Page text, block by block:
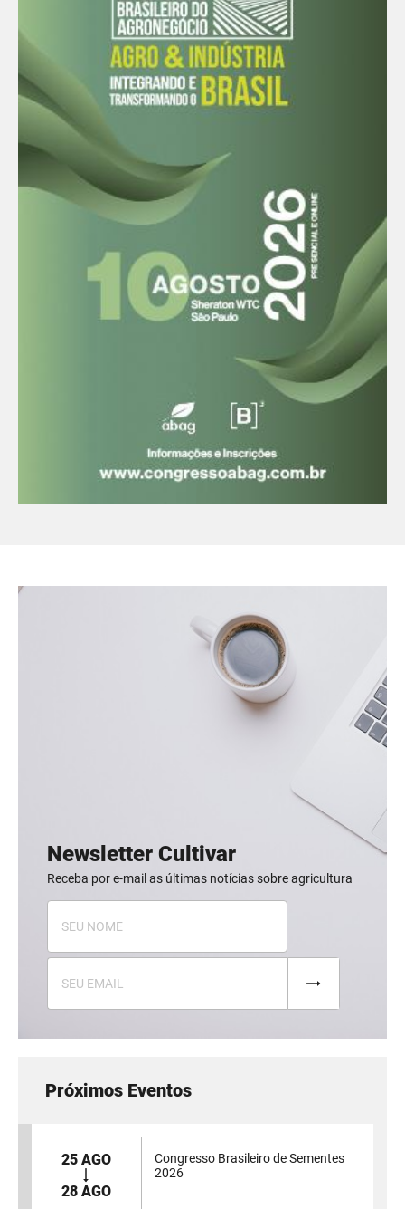
Newsletter Cultivar
Receba por e-mail as últimas notícias sobre agricultura
Próximos Eventos
25 AGO
28 AGO
Congresso Brasileiro de Sementes
2026